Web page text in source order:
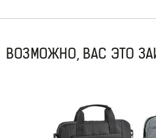
ВОЗМОЖНО, ВАС ЭТО